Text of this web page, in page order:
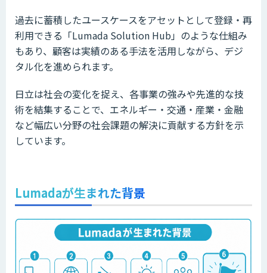
過去に蓄積したユースケースをアセットとして登録・再
利用できる「Lumada Solution Hub」のような仕組み
もあり、顧客は実績のある手法を活用しながら、デジ
タル化を進められます。
日立は社会の変化を捉え、各事業の強みや先進的な技
術を結集することで、エネルギー・交通・産業・金融
など幅広い分野の社会課題の解決に貢献する方針を示
しています。
Lumadaが生まれた背景